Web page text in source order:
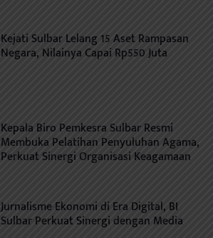
Kejati Sulbar Lelang 15 Aset Rampasan
Negara, Nilainya Capai Rp550 Juta
Kepala Biro Pemkesra Sulbar Resmi
Membuka Pelatihan Penyuluhan Agama,
Perkuat Sinergi Organisasi Keagamaan
Jurnalisme Ekonomi di Era Digital, BI
Sulbar Perkuat Sinergi dengan Media